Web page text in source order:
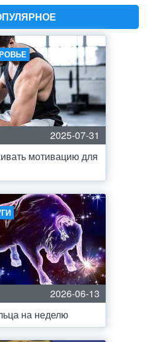
2025-07-31
мотивацию для
2026-06-13
на неделю